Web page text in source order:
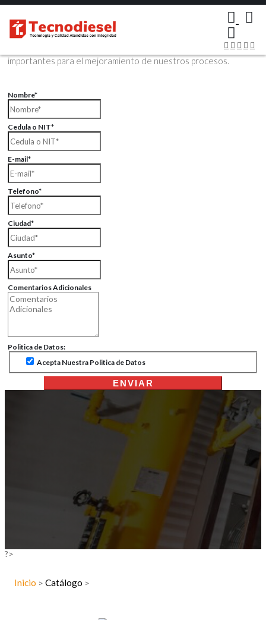
Contáctenos Vía Email
Envíenos sus datos con sus comentarios, sus opiniones son muy
importantes para el mejoramiento de nuestros procesos.
Nombre*
Cedula o NIT*
E-mail*
Telefono*
Ciudad*
Asunto*
Comentarios Adicionales
Politica de Datos:
Acepta Nuestra Politica de Datos
ENVIAR
?>
Inicio > Catálogo >